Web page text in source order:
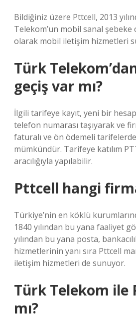
Bildiğiniz üzere Pttcell, 2013
Telekom’un mobil sanal
olarak mobil iletişim hizmetleri
Türk
geçiş var mı?
İlgili tarifeye kayıt, yeni bir
telefon numarası taşıyarak ve
faturalı ve ön ödemeli
mümkündür. Tarifeye katılım
aracılığıyla yapılabilir.
Pttcell hangi
Türkiye’nin en köklü
1840 yılından bu yana faaliyet
yılından bu yana posta,
hizmetlerinin yanı sıra Pttcell
iletişim hizmetleri de sunuyor.
Türk Telekom ile
mı?